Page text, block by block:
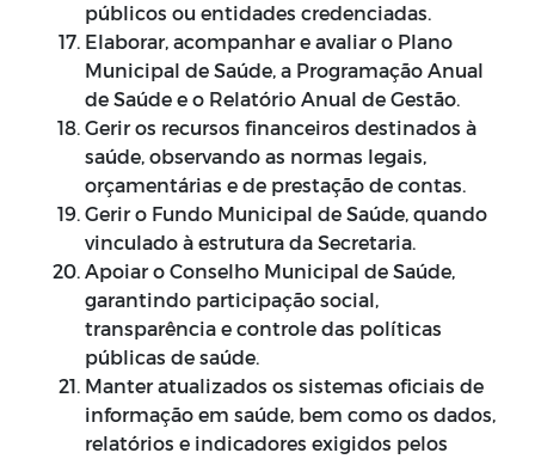
públicos ou entidades credenciadas.
Elaborar, acompanhar e avaliar o Plano
Municipal de Saúde, a Programação Anual
de Saúde e o Relatório Anual de Gestão.
Gerir os recursos financeiros destinados à
saúde, observando as normas legais,
orçamentárias e de prestação de contas.
Gerir o Fundo Municipal de Saúde, quando
vinculado à estrutura da Secretaria.
Apoiar o Conselho Municipal de Saúde,
garantindo participação social,
transparência e controle das políticas
públicas de saúde.
Manter atualizados os sistemas oficiais de
informação em saúde, bem como os dados,
relatórios e indicadores exigidos pelos